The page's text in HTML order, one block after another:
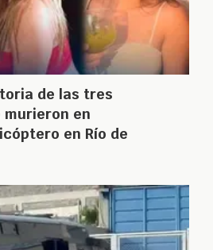
de las tres
murieron en
en Río de